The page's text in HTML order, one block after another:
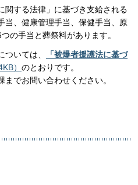
関する法律」に基づき支給される
当、健康管理手当、保健手当、原
の手当と葬祭料があります。
いては、
「被爆者援護法に基づ
） のとおりです。
でお問い合わせください。